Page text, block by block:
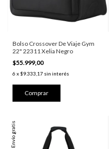
Bolso Crossover De Viaje Gym
22" 22311 Xelia Negro
$55.999,00
6 x $9.333,17 sin interés
Envío gratis